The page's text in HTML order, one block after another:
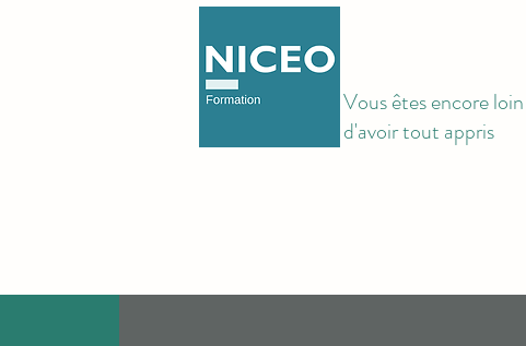
Vous êtes encore loin
d'avoir tout appris